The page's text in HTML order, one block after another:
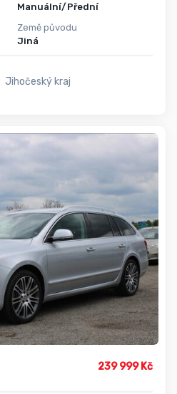
Manuální/Přední
Země původu
Jiná
Jihočeský kraj
239 999 Kč